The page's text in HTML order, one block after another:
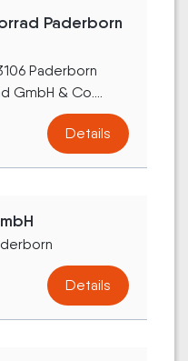
Paderborn
Paderborn
& Co....
Details
Details